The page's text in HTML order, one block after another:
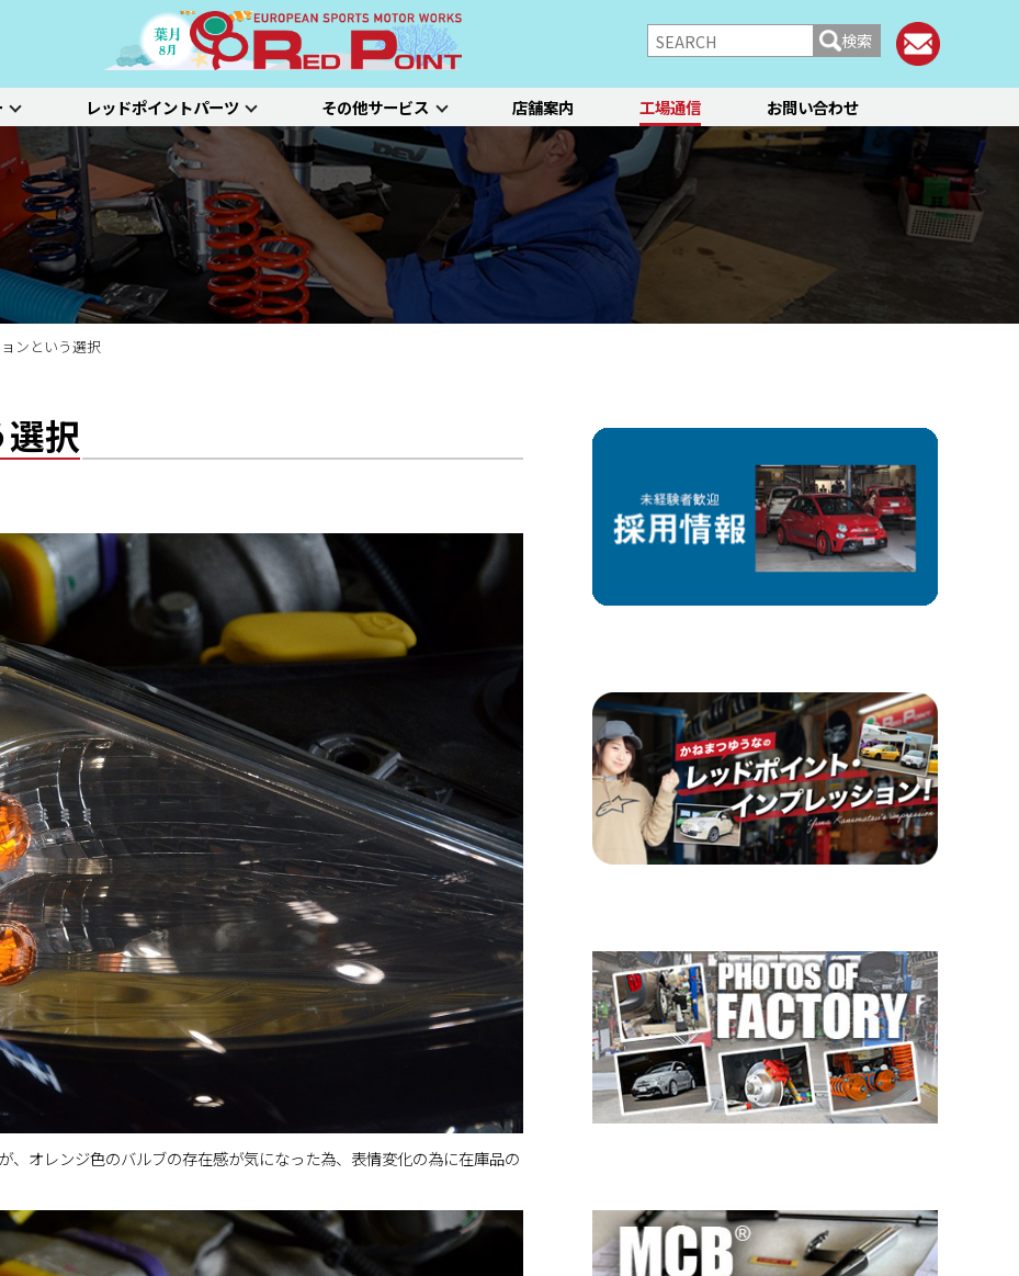
検索
ステム）診断 SDL診断 ホイールアライメント点検・調整
オイル交換
タイヤ整備 新車点検整備 12か月点検/24か月点検
ュー
ステージ1／ベーシック ステージ2／ルーティーン
ステージ3／リフレッシュ
車種別価格表
レッドポイントパーツ
プジョー シトロエン/DS アルファロメオ フィアット／アバルト
吸排気系 サスペンション/シャーシ
ブレーキ
エクステリア インテリア 快適装備
その他サービス
特選中古車 車両買い取り
レンタカー
店舗案内 工場通信 お問い合わせ
ンという選択
択
、オレンジ色のバルブの存在感が気になった為、表情変化の為に在庫品の